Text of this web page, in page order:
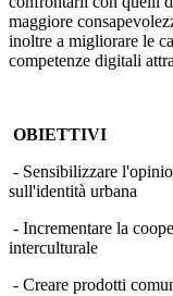
maggiore
inoltre a migliorare le
competenze digitali
OBIETTIVI
- Sensibilizzare
sull'identità urbana
- Incrementare la
interculturale
- Creare prodotti